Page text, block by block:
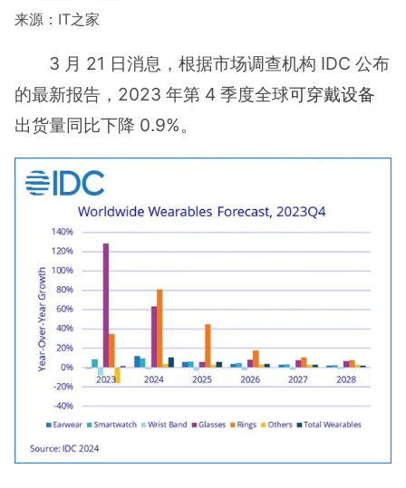
来源：IT之家
3 月 21 日消息，根据市场调查机构 IDC 公布
的最新报告，2023 年第 4 季度全球可穿戴设备
出货量同比下降 0.9%。